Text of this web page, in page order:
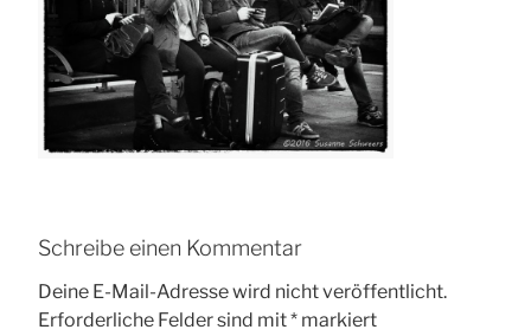
Schreibe einen Kommentar
Deine E-Mail-Adresse wird nicht veröffentlicht.
Erforderliche Felder sind mit* markiert